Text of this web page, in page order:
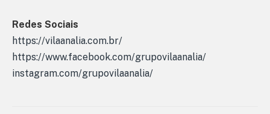
Redes Sociais
https://vilaanalia.com.br/
https://www.facebook.com/grupovilaanalia/
instagram.com/grupovilaanalia/